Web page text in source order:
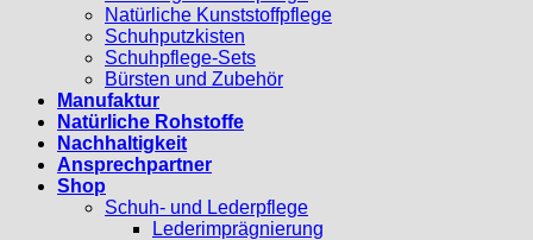
Natürliche Kunststoffpflege
Schuhputzkisten
Schuhpflege-Sets
Bürsten und Zubehör
Manufaktur
Natürliche Rohstoffe
Nachhaltigkeit
Ansprechpartner
Shop
Schuh- und Lederpflege
Lederimprägnierung